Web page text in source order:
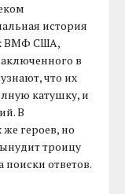
история
ВМФ США,
в
что их
катушку, и
В
героев, но
троицу
ответов.